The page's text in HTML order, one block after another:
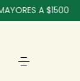
A $1500